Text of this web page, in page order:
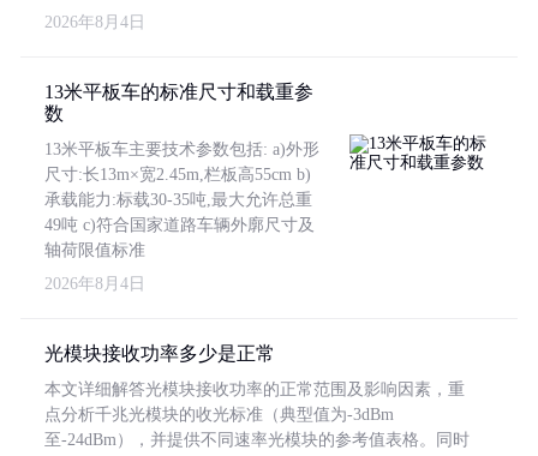
2026年8月4日
13米平板车的标准尺寸和载重参
数
13米平板车主要技术参数包括: a)外形
尺寸:长13m×宽2.45m,栏板高55cm b)
承载能力:标载30-35吨,最大允许总重
49吨 c)符合国家道路车辆外廓尺寸及
轴荷限值标准
2026年8月4日
光模块接收功率多少是正常
本文详细解答光模块接收功率的正常范围及影响因素，重
点分析千兆光模块的收光标准（典型值为-3dBm
至-24dBm），并提供不同速率光模块的参考值表格。同时